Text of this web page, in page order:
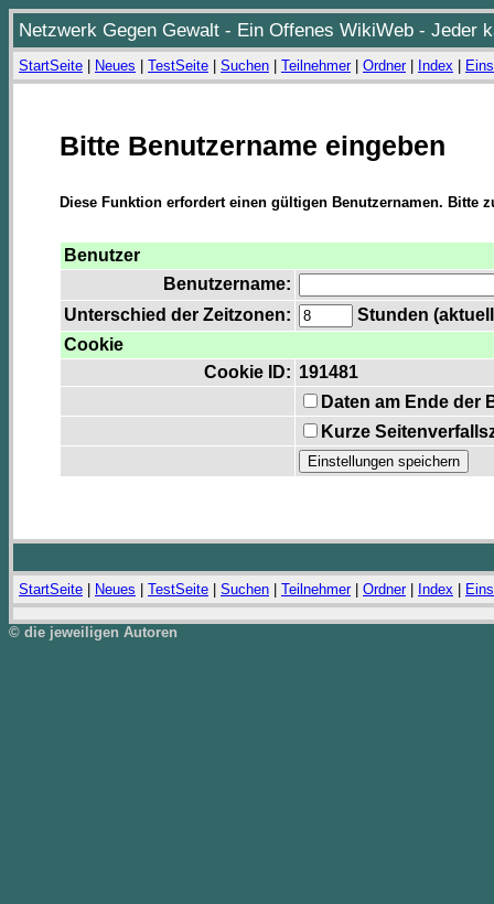
Netzwerk Gegen Gewalt - Ein Offenes WikiWeb - Jeder
StartSeite Neues TestSeite Suchen Teilnehmer| Ordner| Index
Bitte Benutzername eingeben
Diese Funktion erfordert einen gültigen Benutzernamen. Bitte
Benutzer
Benutzername:
Unterschied der Zeitzonen:
Stunden
Cookie
Cookie ID: 191481
Daten am Ende der
Kurze
StartSeite Neues TestSeite Suchen Teilnehmer| Ordner| Index
© die jeweiligen Autoren